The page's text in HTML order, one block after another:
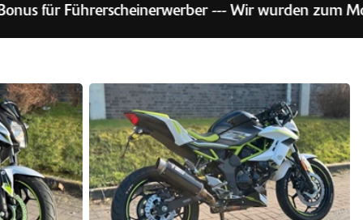
--- Wir wurden zum Motorradhändler des